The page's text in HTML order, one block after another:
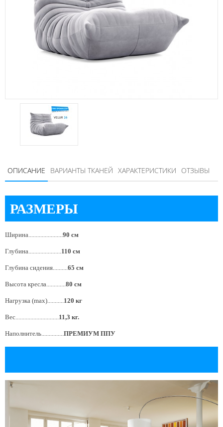
ОПИСАНИЕ ВАРИАНТЫ ТКАНЕЙ ХАРАКТЕРИСТИКИ ОТЗЫВЫ
РАЗМЕРЫ
Ширина....................... 90 см
Глубина...................... 110 см
Глубина сидения.......... 65 см
Высота кресла............. 80 см
Нагрузка (max)........... 120 кг
Вес............................. 11,3 кг.
Наполнитель............... ПРЕМИУМ ППУ